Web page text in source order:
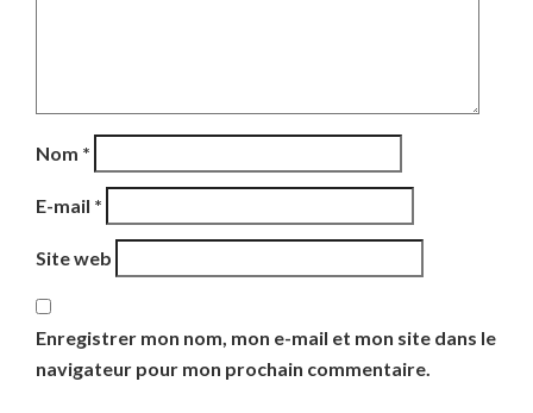
Nom *
E-mail *
Site web
Enregistrer mon nom, mon e-mail et mon site dans le
navigateur pour mon prochain commentaire.